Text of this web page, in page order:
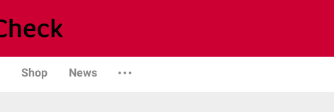
Shop News